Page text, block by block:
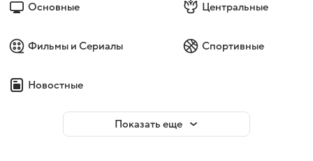
Основные Центральные
Фильмы и Сериалы Спортивные
Новостные
Показать еще